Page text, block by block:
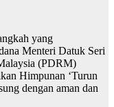
yang
Menteri Datuk Seri
(PDRM)
Himpunan ‘Turun
dengan aman dan